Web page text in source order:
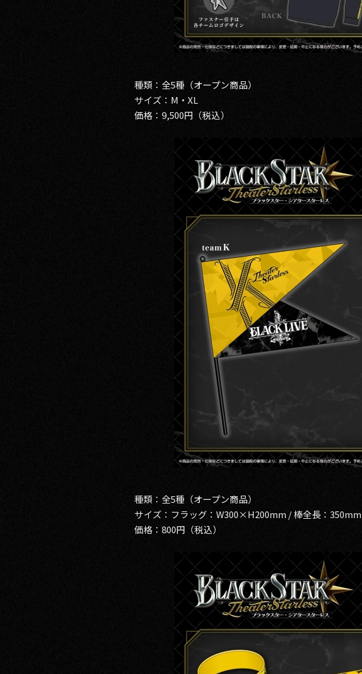
種類：全5種（オープン商品）
サイズ：M・XL
価格：9,500円（税込）
種類：全5種（オープン商品）
サイズ：フラッグ：W300×H200mm / 棒全長：350mm
価格：800円（税込）